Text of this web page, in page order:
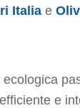
Italia e
e